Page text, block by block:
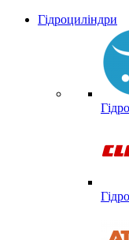
Гідроциліндри